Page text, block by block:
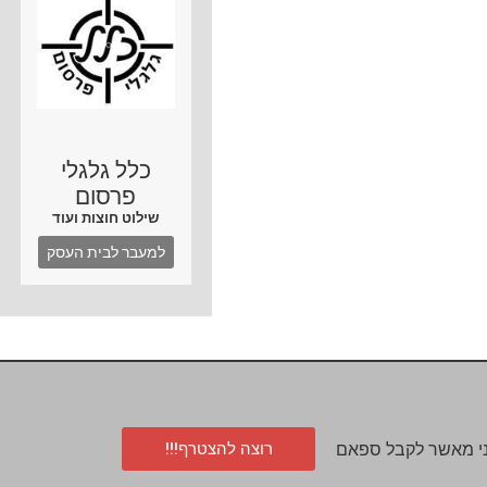
כלל גלגלי
פרסום
שילוט חוצות ועוד
למעבר לבית העסק
מאשר לקבל ספאם רוצה להצטרף!!!